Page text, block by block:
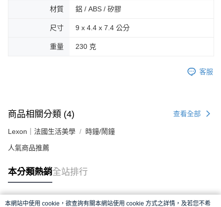
材質 鋁 / ABS / 矽膠
尺寸 9 x 4.4 x 7.4 公分
重量 230 克
客服
商品相關分類 (4) 查看全部
Lexon｜法國生活美學 時鐘/鬧鐘
人氣商品推薦
本分類熱銷全站排行
本網站中使用 cookie，欲查詢有關本網站使用 cookie 方式之詳情，及若您不希